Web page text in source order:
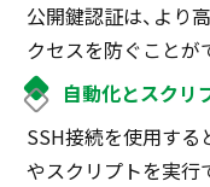
公開鍵認証は、より
クセスを防ぐことが
自動化とスクリ
SSH接続を使用する
やスクリプトを実行